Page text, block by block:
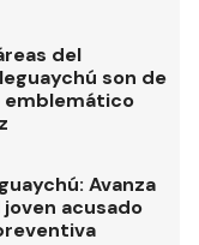
del
son de
emblemático
Avanza
acusado